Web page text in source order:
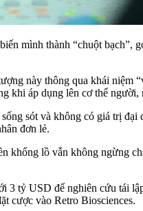
mình thành “chuột
này thông qua khái
áp dụng lên cơ thể
sót và không có giá trị
đơn lẻ.
khổng lồ vẫn không ngừng
tỷ USD để nghiên cứu tái
cược vào Retro Biosciences.